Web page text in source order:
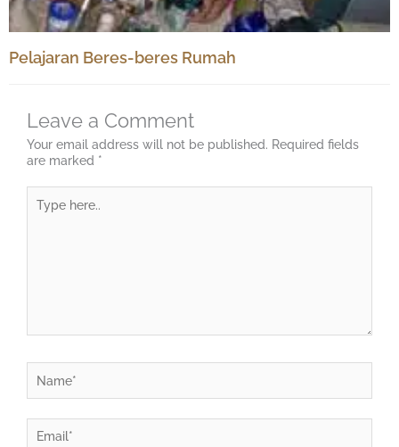
Pelajaran Beres-beres Rumah
Leave a Comment
Your email address will not be published. Required fields
are marked *
here..